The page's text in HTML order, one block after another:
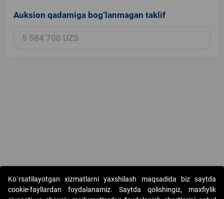
Auksion qadamiga bog‘lanmagan taklif
Copyright © 2017-2026. "Elektron onlayn-auksionlarni tashkil etish"
AJ. Barcha huquqlar himoyalangan
Ko`rsatilayotgan xizmatlarni yaxshilash maqsadida biz saytda
cookie-fayllardan foydalanamiz. Saytda qolishingiz, maxfiylik